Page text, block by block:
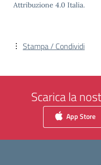
Attribuzione 4.0 Italia.
Stampa / Condividi
Scarica la
App Store